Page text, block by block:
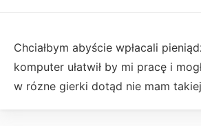
Chciałbym abyście wpłacali
komputer ułatwił by mi pracę i
w rózne gierki dotąd nie mam